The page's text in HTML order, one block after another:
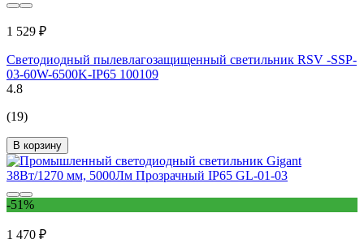
1 529 ₽
Светодиодный пылевлагозащищенный светильник RSV -SSP-
03-60W-6500K-IP65 100109
4.8
(19)
В корзину
-51%
1 470 ₽